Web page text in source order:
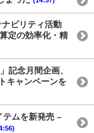
ビリティ活動
定の効率化・精
記念月間企画、
キャンペーンを
テムを新発売 –